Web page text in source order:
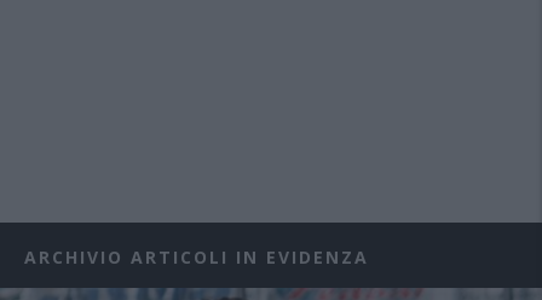
ARCHIVIO ARTICOLI IN EVIDENZA